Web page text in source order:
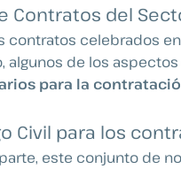
Contratos del
contratos celebrados
algunos de los
para la
Civil para los
este conjunto de